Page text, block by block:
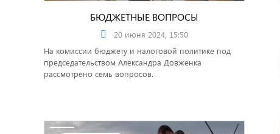
БЮДЖЕТНЫЕ ВОПРОСЫ
20 июня 2024, 15:50
На комиссии бюджету и налоговой политике под
председательством Александра Довженка
рассмотрено семь вопросов.